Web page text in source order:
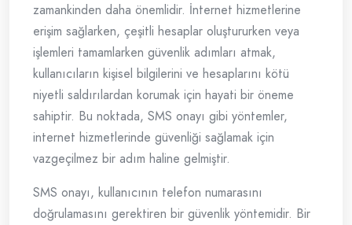
zamankinden daha önemlidir. İnternet hizmetlerine
erişim sağlarken, çeşitli hesaplar oluştururken veya
işlemleri tamamlarken güvenlik adımları atmak,
kullanıcıların kişisel bilgilerini ve hesaplarını kötü
niyetli saldırılardan korumak için hayati bir öneme
sahiptir. Bu noktada, SMS onayı gibi yöntemler,
internet hizmetlerinde güvenliği sağlamak için
vazgeçilmez bir adım haline gelmiştir.
SMS onayı, kullanıcının telefon numarasını
doğrulamasını gerektiren bir güvenlik yöntemidir. Bir